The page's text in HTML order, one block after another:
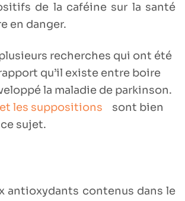
de la caféine sur la santé
en danger.
recherches qui ont été
qu’il existe entre boire
la maladie de parkinson.
les suppositions
sont bien
sujet.
antioxydants contenus dans le